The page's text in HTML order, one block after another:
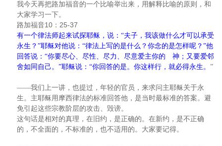
我今天再把路加福音的一个比喻举出来，用解释比喻的原则，和
大家学习一下。
路加福音10 ： 25-37
有一个律法师起来试探耶稣，说：“夫子，我该做什么才可以承受
永生？”耶稣对他说：“律法上写的是什么？你念的是怎样呢？”他
回答说：“你要尽心、尽性、尽力、尽意爱主你的 神；又要爱邻
舍如同自己。”耶稣说：“你回答的是。你这样行，就必得永生。 ”
——我们上一讲，也提过，年轻的官员，来求问主耶稣关于永
生。主耶稣用摩西律法的标准回答他，是当时最标准的答案。避
免引起这些宗教阶层的攻击、毁谤。
这句话是相对的真理，在旧约，是正确的。在新约，是不正确
的，不全面的，不标准的，也不适用的。大家要记得。